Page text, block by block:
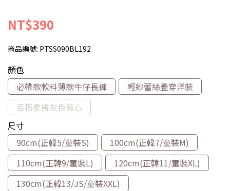
NT$390
商品編號: PTSS090BL192
顏色
必帶款軟料薄款牛仔長褲
輕紗蕾絲疊穿洋裝
百搭柔膚灰色背心
尺寸
90cm(正韓5/童裝S)
100cm(正韓7/童裝M)
110cm(正韓9/童裝L)
120cm(正韓11/童裝XL)
130cm(正韓13/JS/童裝XXL)